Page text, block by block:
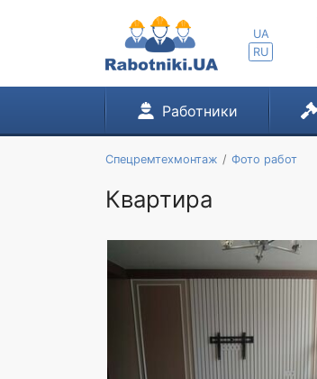
UA
RU
Работники
Спецремтехмонтаж Фото работ
Квартира